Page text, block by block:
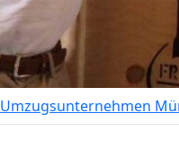
Umzugsunternehmen